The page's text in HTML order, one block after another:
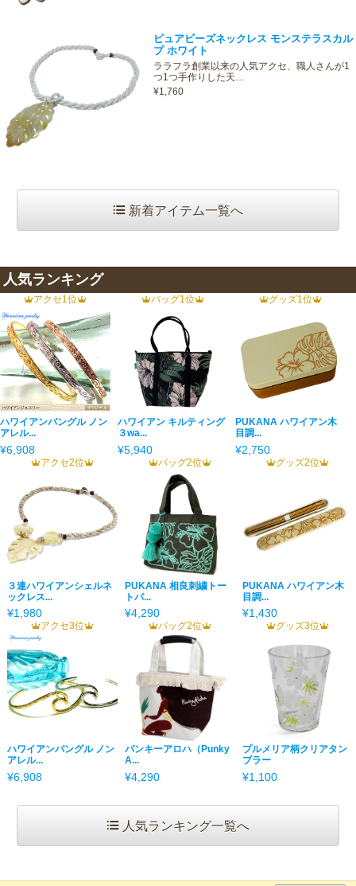
ピュアビーズネックレス モンステラスカル
プ ホワイト
ララフラ創業以来の人気アクセ、職人さんが1
つ1つ手作りした天…
¥1,760
新着アイテム一覧へ
人気ランキング
アクセ1位
ハワイアンバングル ノン
アレル...
¥6,908
バッグ1位
ハワイアン キルティング
３wa...
¥5,940
グッズ1位
PUKANA ハワイアン木
目調...
¥2,750
アクセ2位
３連ハワイアンシェルネ
ックレス...
¥1,980
バッグ2位
PUKANA 相良刺繍トー
トバ...
¥4,290
グッズ2位
PUKANA ハワイアン木
目調...
¥1,430
アクセ3位
ハワイアンバングル ノン
アレル...
¥6,908
バッグ2位
パンキーアロハ（Punky
A...
¥4,290
グッズ3位
プルメリア柄クリアタン
ブラー
¥1,100
人気ランキング一覧へ